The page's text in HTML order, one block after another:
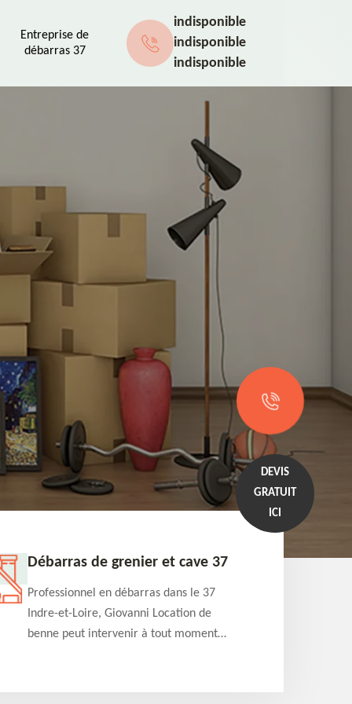
Entreprise de
débarras 37
indisponible
indisponible
indisponible
DEVIS
GRATUIT
ICI
Débarras de grenier et cave 37
Professionnel en débarras dans le 37
Indre-et-Loire, Giovanni Location de
benne peut intervenir à tout moment
détaillé offert